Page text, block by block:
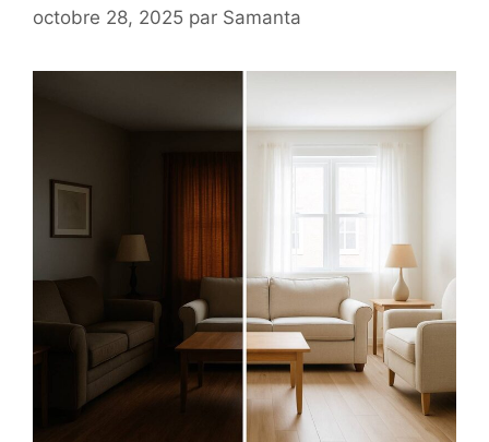
octobre 28, 2025 par Samanta